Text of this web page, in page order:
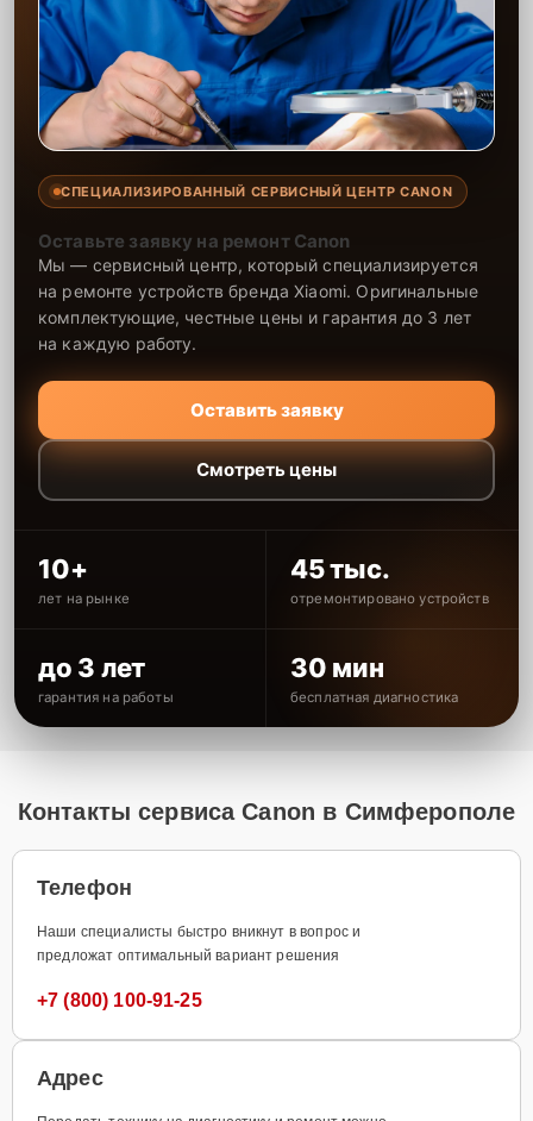
СПЕЦИАЛИЗИРОВАННЫЙ СЕРВИСНЫЙ ЦЕНТР CANON
Оставьте заявку на ремонт Canon
Мы — сервисный центр, который специализируется
на ремонте устройств бренда Xiaomi. Оригинальные
комплектующие, честные цены и гарантия до 3 лет
на каждую работу.
Оставить заявку
Смотреть цены
10+
лет на рынке
45 тыс.
отремонтировано устройств
до 3 лет
гарантия на работы
30 мин
бесплатная диагностика
Контакты сервиса Canon в Симферополе
Телефон
Наши специалисты быстро вникнут в вопрос и
предложат оптимальный вариант решения
+7 (800) 100-91-25
Адрес